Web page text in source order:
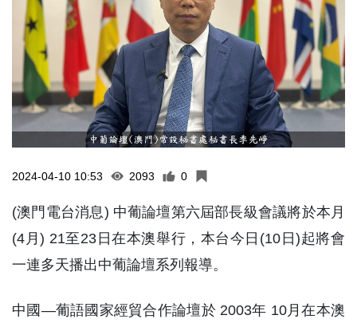
2024-04-10 10:53 2093 0
(澳門電台消息) 中葡論壇第六屆部長級會議將於本月
(4月) 21至23日在本澳舉行，本台今日(10日)起將會
一連多天播出中葡論壇系列報導。
中國—葡語國家經貿合作論壇於 2003年 10月在本澳